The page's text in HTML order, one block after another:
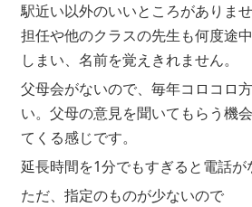
駅近い以外のいいところがありませ
担任や他のクラスの先生も何度途
しまい、名前を覚えきれません。
父母会がないので、毎年コロコロ
い。父母の意見を聞いてもらう機
てくる感じです。
延長時間を1分でもすぎると電話が
ただ、指定のものが少ないので